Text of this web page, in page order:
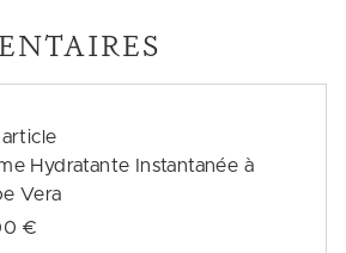
Hydratante Instantanée à
Vera
€